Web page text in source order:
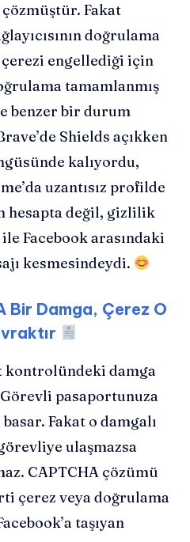
çözmüştür. Fakat
doğrulama
engellediği için
tamamlanmış
benzer bir durum
Shields açıkken
kalıyordu,
uzantısız profilde
hesapta değil, gizlilik
Facebook arasındaki
kesmesindeydi.
Bir Damga, Çerez O
kontrolündeki damga
pasaportunuza
Fakat o damgalı
ulaşmazsa
CAPTCHA çözümü
çerez veya doğrulama
taşıyan